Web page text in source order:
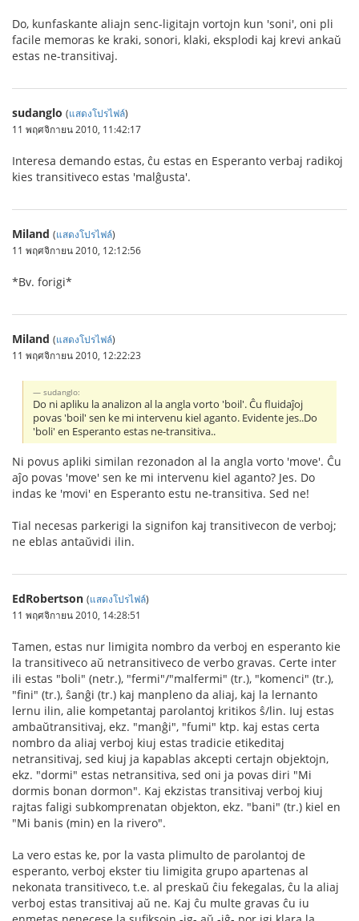
Do, kunfaskante aliajn senc-ligitajn vortojn kun 'soni', oni pli
facile memoras ke kraki, sonori, klaki, eksplodi kaj krevi ankaŭ
estas ne-transitivaj.
sudanglo (แสดงโปรไฟล์)
11 พฤศจิกายน 2010, 11:42:17
Interesa demando estas, ĉu estas en Esperanto verbaj radikoj
kies transitiveco estas 'malĝusta'.
Miland (แสดงโปรไฟล์)
11 พฤศจิกายน 2010, 12:12:56
*Bv. forigi*
Miland (แสดงโปรไฟล์)
11 พฤศจิกายน 2010, 12:22:23
sudanglo:
Do ni apliku la analizon al la angla vorto 'boil'. Ĉu fluidaĵoj
povas 'boil' sen ke mi intervenu kiel aganto. Evidente jes..Do
'boli' en Esperanto estas ne-transitiva..
Ni povus apliki similan rezonadon al la angla vorto 'move'. Ĉu
aĵo povas 'move' sen ke mi intervenu kiel aganto? Jes. Do
indas ke 'movi' en Esperanto estu ne-transitiva. Sed ne!
Tial necesas parkerigi la signifon kaj transitivecon de verboj;
ne eblas antaŭvidi ilin.
EdRobertson (แสดงโปรไฟล์)
11 พฤศจิกายน 2010, 14:28:51
Tamen, estas nur limigita nombro da verboj en esperanto kie
la transitiveco aŭ netransitiveco de verbo gravas. Certe inter
ili estas "boli" (netr.), "fermi"/"malfermi" (tr.), "komenci" (tr.),
"fini" (tr.), ŝanĝi (tr.) kaj manpleno da aliaj, kaj la lernanto
lernu ilin, alie kompetantaj parolantoj kritikos ŝ/lin. Iuj estas
ambaŭtransitivaj, ekz. "manĝi", "fumi" ktp. kaj estas certa
nombro da aliaj verboj kiuj estas tradicie etikeditaj
netransitivaj, sed kiuj ja kapablas akcepti certajn objektojn,
ekz. "dormi" estas netransitiva, sed oni ja povas diri "Mi
dormis bonan dormon". Kaj ekzistas transitivaj verboj kiuj
rajtas faligi subkomprenatan objekton, ekz. "bani" (tr.) kiel en
"Mi banis (min) en la rivero".
La vero estas ke, por la vasta plimulto de parolantoj de
esperanto, verboj ekster tiu limigita grupo apartenas al
nekonata transitiveco, t.e. al preskaŭ ĉiu fekegalas, ĉu la aliaj
verboj estas transitivaj aŭ ne. Kaj ĉu multe gravas ĉu iu